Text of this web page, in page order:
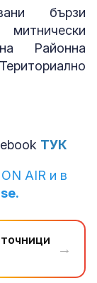
бързи
митнически
Районна
ТУК
AIR и в
→